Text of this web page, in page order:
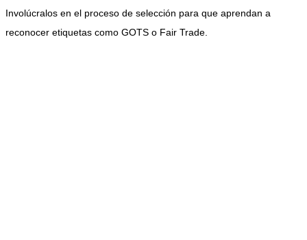
Involúcralos en el proceso de selección para que aprendan a
reconocer etiquetas como GOTS o Fair Trade